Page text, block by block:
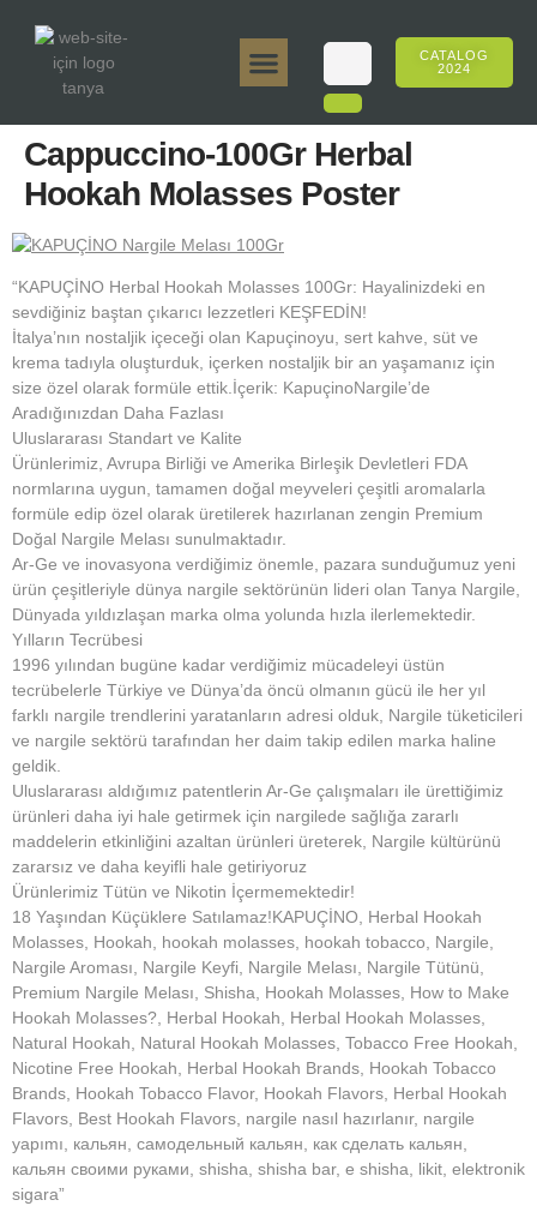
CATALOG
2024
Cappuccino-100Gr Herbal
Hookah Molasses Poster
“KAPUÇİNO Herbal Hookah Molasses 100Gr: Hayalinizdeki en
sevdiğiniz baştan çıkarıcı lezzetleri KEŞFEDİN!
İtalya’nın nostaljik içeceği olan Kapuçinoyu, sert kahve, süt ve
krema tadıyla oluşturduk, içerken nostaljik bir an yaşamanız için
size özel olarak formüle ettik.İçerik: KapuçinoNargile’de
Aradığınızdan Daha Fazlası
Uluslararası Standart ve Kalite
Ürünlerimiz, Avrupa Birliği ve Amerika Birleşik Devletleri FDA
normlarına uygun, tamamen doğal meyveleri çeşitli aromalarla
formüle edip özel olarak üretilerek hazırlanan zengin Premium
Doğal Nargile Melası sunulmaktadır.
Ar-Ge ve inovasyona verdiğimiz önemle, pazara sunduğumuz yeni
ürün çeşitleriyle dünya nargile sektörünün lideri olan Tanya Nargile,
Dünyada yıldızlaşan marka olma yolunda hızla ilerlemektedir.
Yılların Tecrübesi
1996 yılından bugüne kadar verdiğimiz mücadeleyi üstün
tecrübelerle Türkiye ve Dünya’da öncü olmanın gücü ile her yıl
farklı nargile trendlerini yaratanların adresi olduk, Nargile tüketicileri
ve nargile sektörü tarafından her daim takip edilen marka haline
geldik.
Uluslararası aldığımız patentlerin Ar-Ge çalışmaları ile ürettiğimiz
ürünleri daha iyi hale getirmek için nargilede sağlığa zararlı
maddelerin etkinliğini azaltan ürünleri üreterek, Nargile kültürünü
zararsız ve daha keyifli hale getiriyoruz
Ürünlerimiz Tütün ve Nikotin İçermemektedir!
18 Yaşından Küçüklere Satılamaz!KAPUÇİNO, Herbal Hookah
Molasses, Hookah, hookah molasses, hookah tobacco, Nargile,
Nargile Aroması, Nargile Keyfi, Nargile Melası, Nargile Tütünü,
Premium Nargile Melası, Shisha, Hookah Molasses, How to Make
Hookah Molasses?, Herbal Hookah, Herbal Hookah Molasses,
Natural Hookah, Natural Hookah Molasses, Tobacco Free Hookah,
Nicotine Free Hookah, Herbal Hookah Brands, Hookah Tobacco
Brands, Hookah Tobacco Flavor, Hookah Flavors, Herbal Hookah
Flavors, Best Hookah Flavors, nargile nasıl hazırlanır, nargile
yapımı, кальян, самодельный кальян, как сделать кальян,
кальян своими руками, shisha, shisha bar, e shisha, likit, elektronik
sigara”